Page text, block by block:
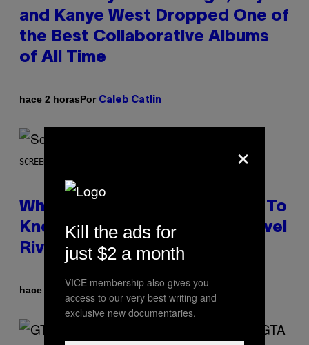
and Kanye West Dropped One of
the Best Collaborative Albums
of All Time
hace 2 horasPor Caleb Catlin
SCREENSHOT: NETEASE
Who Is The Hood? Everything To
Know About The Newest Marvel
Rivals Character
hace 4 horasPor Denny Connolly
×
Kill the ads for
just $2 a month
VICE membership also gives you
access to our very best writing and
exclusive new documentaries.